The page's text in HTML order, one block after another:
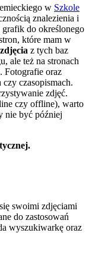
w Szkole
znalezienia i
do określonego
które mam w
z tych baz
ale też na stronach
Fotografie oraz
czasopismach.
zdjęć.
czy offline), warto
nie być później
swoimi zdjęciami
do zastosowań
wyszukiwarkę oraz